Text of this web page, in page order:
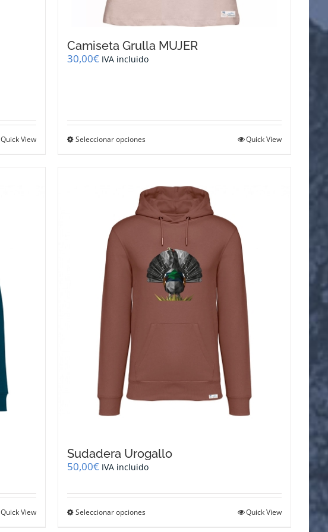
Quick View
Camiseta Grulla MUJER
30,00€ IVA incluido
Seleccionar opcionesEste
variantes.
Las
opciones
se
pueden
elegir
en
la
página
de
Quick View
Quick View
Sudadera Urogallo
50,00€ IVA incluido
Seleccionar opcionesEste
Quick View